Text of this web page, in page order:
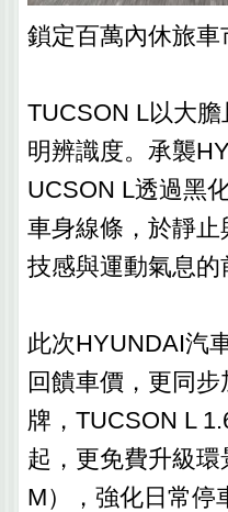
鎖定百萬內休旅
TUCSON L以大
明辨識度。承襲
UCSON L透過黑
車身線條，於靜
技感與運動氣息的
此次HYUNDAI汽
回饋車價，更同
牌，TUCSON L
起，更免費升級
M），強化日常停